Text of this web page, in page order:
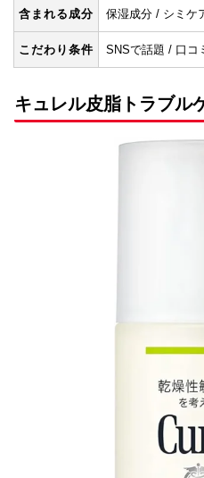
含まれる成分 保湿成分 / シミケ
こだわり条件 SNSで話題 / 口コ
キュレル皮脂トラブル